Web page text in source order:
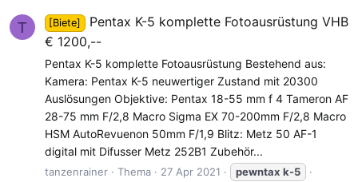
T [Biete]
Pentax K-5 komplette Fotoausrüstung VHB
€ 1200,--
Pentax K-5 komplette Fotoausrüstung Bestehend aus:
Kamera: Pentax K-5 neuwertiger Zustand mit 20300
Auslösungen Objektive: Pentax 18-55 mm f 4 Tameron AF
28-75 mm F/2,8 Macro Sigma EX 70-200mm F/2,8 Macro
HSM AutoRevuenon 50mm F/1,9 Blitz: Metz 50 AF-1
digital mit Difusser Metz 252B1 Zubehör...
tanzenrainer Thema 27 Apr 2021 pewntax k-5